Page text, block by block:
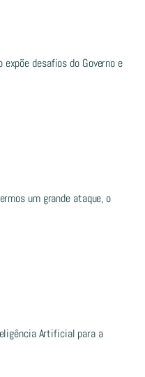
expõe desafios do Governo e
um grande ataque, o
Artificial para a